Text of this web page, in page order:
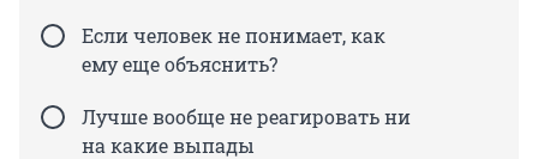
Если человек не понимает, как
ему еще объяснить?
Лучше вообще не реагировать ни
на какие выпады